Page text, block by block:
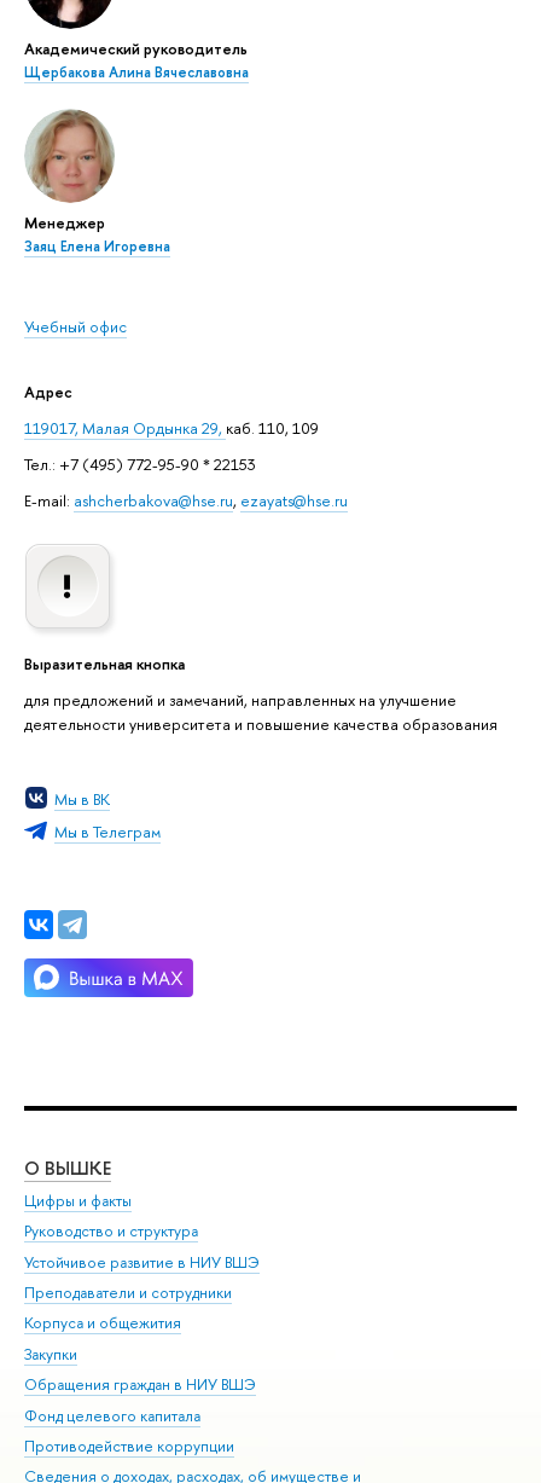
Академический руководитель
Щербакова Алина Вячеславовна
Менеджер
Заяц Елена Игоревна
Учебный офис
Адрес
119017, Малая Ордынка 29, каб. 110, 109
Тел.: +7 (495) 772-95-90 * 22153
E-mail: ashcherbakova@hse.ru, ezayats@hse.ru
Выразительная кнопка
для предложений и замечаний, направленных на улучшение
деятельности университета и повышение качества образования
Мы в ВК
Мы в Телеграм
О ВЫШКЕ
Цифры и факты
Руководство и структура
Устойчивое развитие в НИУ ВШЭ
Преподаватели и сотрудники
Корпуса и общежития
Закупки
Обращения граждан в НИУ ВШЭ
Фонд целевого капитала
Противодействие коррупции
Сведения о доходах, расходах, об имуществе и